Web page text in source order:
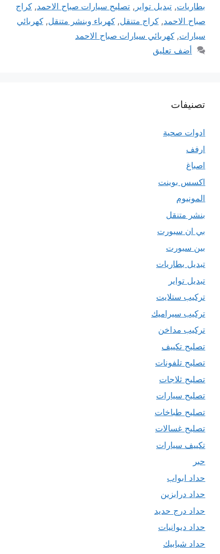
بطاريات, تبديل تواير , تصليح سيارات صباح الاحمد, كراج
صباح الاحمد, كراج متنقل, كهرباء وبنشر متنقل, كهربائي
سيارات, كهربائي سيارات صباح الاحمد
أضف تعليق
تصنيفات
ادوات صحية
ارفف
اصباغ
اكسس بوينت
المونيوم
بنشر متنقل
بي ان سبورت
بين سبورت
تبديل بطاريات
تبديل تواير
تركيب ستلايت
تركيب سيراميك
تركيب مداخن
تصليح تكييف
تصليح تلفونات
تصليح ثلاجات
تصليح سيارات
تصليح طباخات
تصليح غسالات
تكييف سيارات
حبر
حداد ابواب
حداد درابزين
حداد درج حديد
حداد ديوانيات
حداد شبابيك